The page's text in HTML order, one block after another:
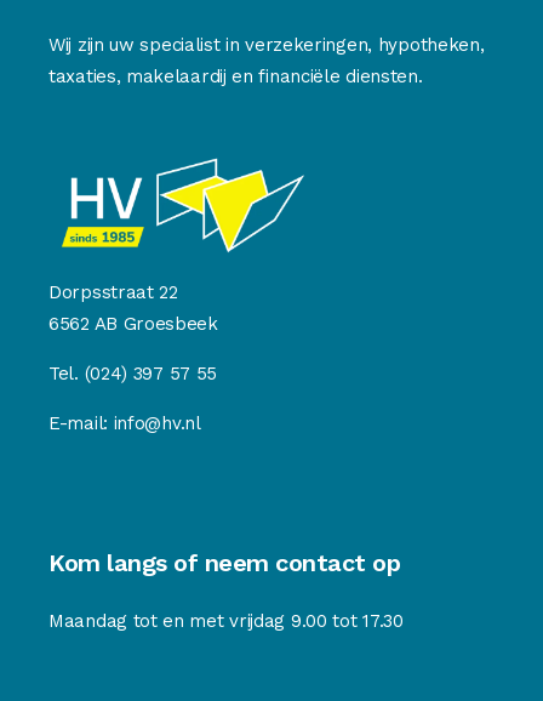
Wij zijn uw specialist in verzekeringen, hypotheken,
taxaties, makelaardij en financiële diensten.
Dorpsstraat 22
6562 AB Groesbeek
Tel. (024) 397 57 55
E-mail: info@hv.nl
Kom langs of neem contact op
Maandag tot en met vrijdag 9.00 tot 17.30